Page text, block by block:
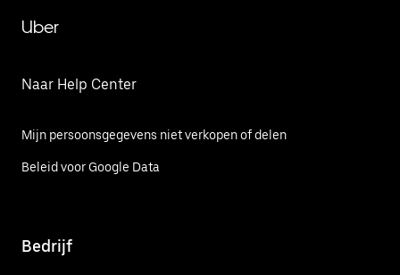
Uber
Naar Help Center
Mijn persoonsgegevens niet verkopen of delen
Beleid voor Google Data
Bedrijf